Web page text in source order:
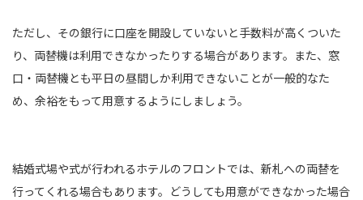
ただし、その銀行に口座を開設していないと手数料が高くついた
り、両替機は利用できなかったりする場合があります。また、窓
口・両替機とも平日の昼間しか利用できないことが一般的なた
め、余裕をもって用意するようにしましょう。
結婚式場や式が行われるホテルのフロントでは、新札への両替を
行ってくれる場合もあります。どうしても用意ができなかった場合